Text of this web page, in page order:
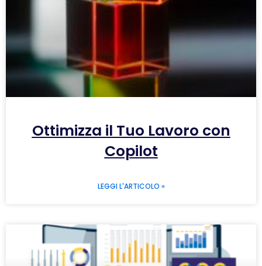
Ottimizza il Tuo Lavoro con
Copilot
LEGGI L'ARTICOLO »